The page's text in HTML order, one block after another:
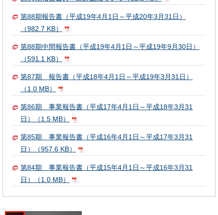
第88期報告書（平成19年4月1日～平成20年3月31日）
（982.7 KB）
第88期中間報告書（平成19年4月1日～平成19年9月30日）
（591.1 KB）
第87期 報告書（平成18年4月1日～平成19年3月31日）
（1.0 MB）
第86期 事業報告書（平成17年4月1日～平成18年3月31
日）（1.5 MB）
第85期 事業報告書（平成16年4月1日～平成17年3月31
日）（957.6 KB）
第84期 事業報告書（平成15年4月1日～平成16年3月31
日）（1.0 MB）